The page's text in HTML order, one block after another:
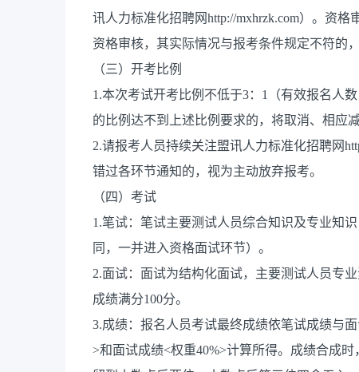
讯人力标准化招聘网http://mxhrzk.com）。资
资格审核，其实际情况与报考条件规定不符的
（三）开考比例
1.本次考试开考比例不低于3：1（有效报名人
的比例达不到上述比例要求的，将取消、相应
2.请报考人员持续关注盟讯人力标准化招聘网
错过各环节通知的，视为主动放弃报考。
（四）考试
1.笔试：笔试主要测试人员综合知识及专业知
同，一并进入资格面试环节）。
2.面试：面试为结构化面试，主要测试人员专
成绩满分100分。
3.成绩：报名人员考试最终成绩依笔试成绩与
>和面试成绩<权重40%>计算所得。成绩合成